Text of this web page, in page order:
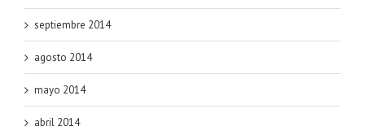
septiembre 2014
agosto 2014
mayo 2014
abril 2014